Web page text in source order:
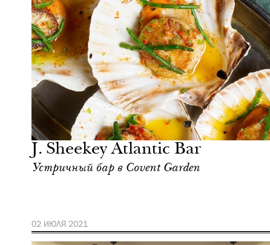
J. Sheekey Atlantic Bar
Устричный бар в Covent Garden
02 ИЮЛЯ 2021
Еда
Лондон